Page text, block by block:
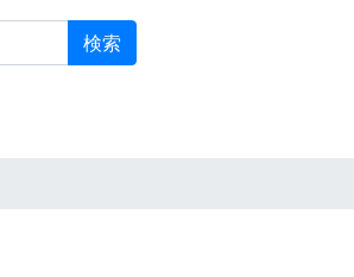
検索